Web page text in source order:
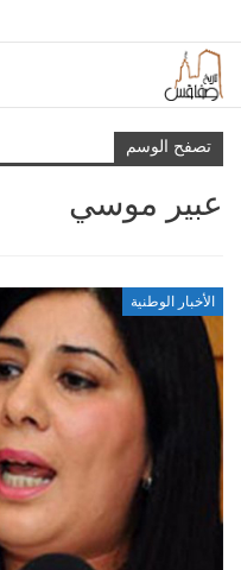
تصفح الوسم
عبير موسي
الأخبار الوطنية